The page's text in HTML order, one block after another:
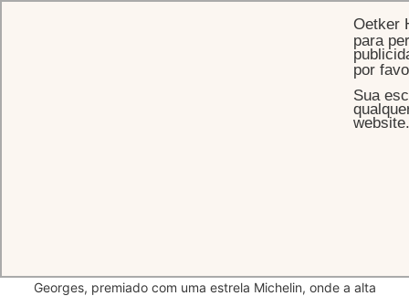
Georges, premiado com uma estrela Michelin, onde a alta
Oetker
para
por
Sua
website.